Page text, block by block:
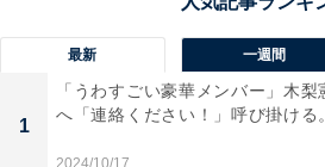
最新 一週間
1
「うわすごい豪華メンバー」木梨
へ「連絡ください！」呼び掛ける